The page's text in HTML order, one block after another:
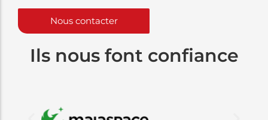
Nous contacter
Ils nous font confiance